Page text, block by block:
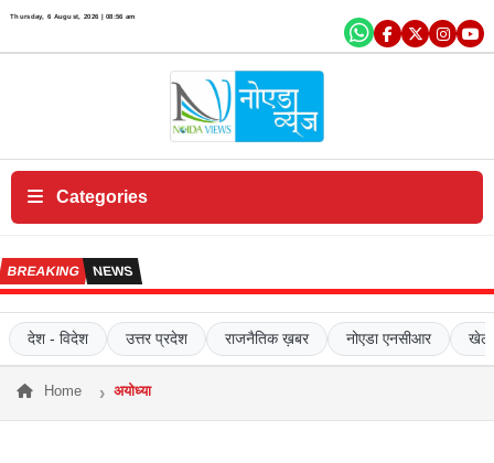
Thursday, 6 August, 2026 | 08:56 am
×
एं
न
ट
रि
र
सं
Categories
BREAKING NEWS
देश - विदेश उत्तर प्रदेश राजनैतिक ख़बर नोएडा एनसीआर खेल
Home अयोध्या